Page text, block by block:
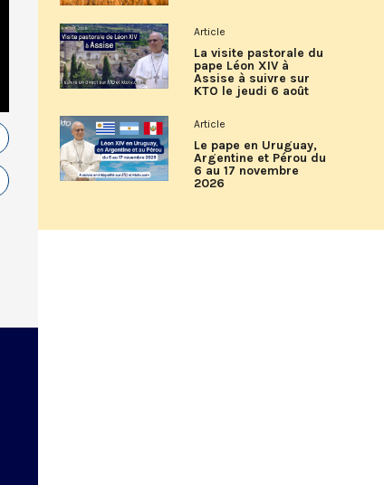
Article
La visite pastorale du
pape Léon XIV à
Assise à suivre sur
KTO le jeudi 6 août
Article
Le pape en Uruguay,
Argentine et Pérou du
6 au 17 novembre
2026